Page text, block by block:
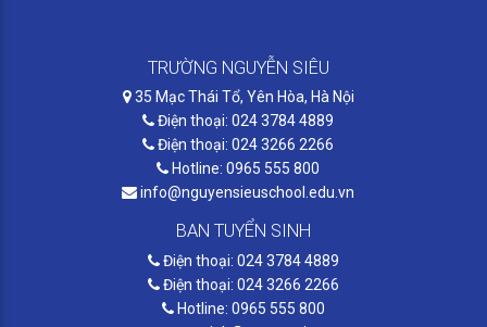
TRƯỜNG NGUYỄN SIÊU
35 Mạc Thái Tổ, Yên Hòa, Hà Nội
Điện thoại: 024 3784 4889
Điện thoại: 024 3266 2266
Hotline: 0965 555 800
info@nguyensieuschool.edu.vn
BAN TUYỂN SINH
Điện thoại: 024 3784 4889
Điện thoại: 024 3266 2266
Hotline: 0965 555 800